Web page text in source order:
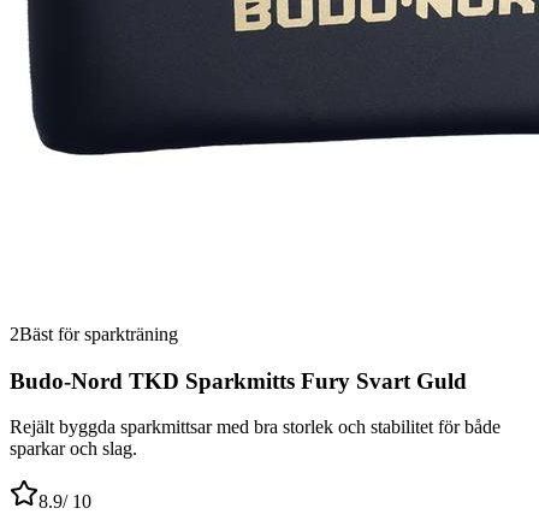
2Bäst för sparkträning
Budo-Nord TKD Sparkmitts Fury Svart Guld
Rejält byggda sparkmittsar med bra storlek och stabilitet för både
sparkar och slag.
8.9/ 10